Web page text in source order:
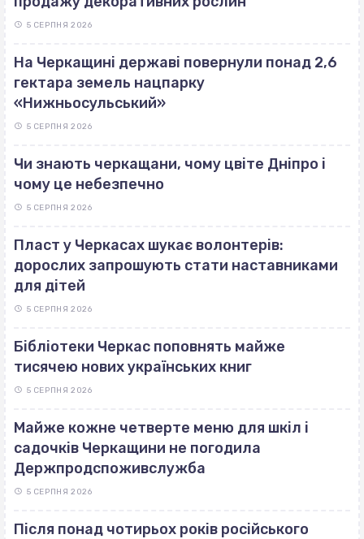
5 СЕРПНЯ 2026
На Черкащині державі повернули понад 2,6
гектара земель нацпарку
«Нижньосульський»
5 СЕРПНЯ 2026
Чи знають черкащани, чому цвіте Дніпро і
чому це небезпечно
5 СЕРПНЯ 2026
Пласт у Черкасах шукає волонтерів:
дорослих запрошують стати наставниками
для дітей
5 СЕРПНЯ 2026
Бібліотеки Черкас поповнять майже
тисячею нових українських книг
5 СЕРПНЯ 2026
Майже кожне четверте меню для шкіл і
садочків Черкащини не погодила
Держпродспоживслужба
5 СЕРПНЯ 2026
Після понад чотирьох років російського